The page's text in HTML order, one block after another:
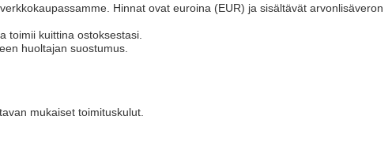
Hinnat ovat euroina (EUR) ja sisältävät arvonlisäveron
toimii kuittina ostoksestasi.
huoltajan suostumus.
mukaiset toimituskulut.